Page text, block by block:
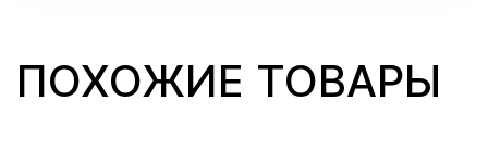
ПОХОЖИЕ ТОВАРЫ